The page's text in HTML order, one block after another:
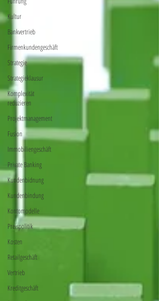
Kultur
Bankvertrieb
Firmenkundengeschäft
Strategie
Strategieklausur
Komplexität
reduzieren
Projektmanagement
Fusion
Immobiliengeschäft
Private Banking
Kundenbidnung
Kundenbindung
Kontomodelle
Preispolitik
Kosten
Retailgeschäft
Vertrieb
Kreditgeschäft